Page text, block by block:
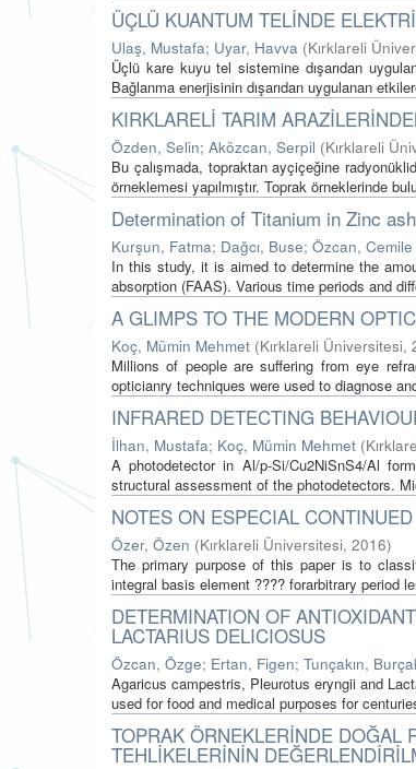
ÜÇLÜ KUANTUM TELİNDE
Ulaş, Mustafa; Uyar, Havva (Kırklareli
Üçlü kare kuyu tel sistemine dışarıdan
Bağlanma enerjisinin dışarıdan uygulanan
KIRKLARELİ TARIM
Özden, Selin; Aközcan, Serpil (Kırklareli
Bu çalışmada, topraktan ayçiçeğine
örneklemesi yapılmıştır. Toprak örneklerinde
Determination of Titanium in Zinc
Kurşun, Fatma; Dağcı, Buse; Özcan, Cemile
In this study, it is aimed to determine the
absorption (FAAS). Various time periods and
A GLIMPS TO THE MODERN
Koç, Mümin Mehmet (Kırklareli Üniversitesi,
Millions of people are suffering from eye
opticianry techniques were used to diagnose
INFRARED DETECTING
İlhan, Mustafa; Koç, Mümin Mehmet (
A photodetector in Al/p-Si/Cu2NiSnS4/Al
structural assessment of the photodetectors.
NOTES ON ESPECIAL
Özer, Özen (Kırklareli Üniversitesi, 2016)
The primary purpose of this paper is to
integral basis element ???? forarbitrary period
DETERMINATION OF
LACTARIUS DELICIOSUS
Özcan, Özge; Ertan, Figen; Tunçakın,
Agaricus campestris, Pleurotus eryngii and
used for food and medical purposes for
TOPRAK ÖRNEKLERİNDE DOĞAL
TEHLİKELERİNİN